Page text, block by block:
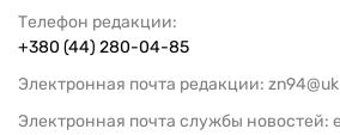
Телефон редакции:
+380 (44) 280-04-85
Электронная почта редакции:
Электронная почта службы новостей: